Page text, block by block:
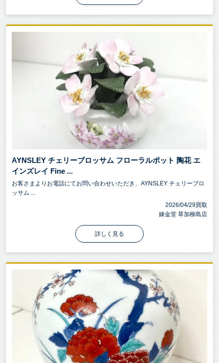
AYNSLEY チェリーブロッサム フローラルポット 陶花 エ
インズレイ Fine ...
お客さまよりお電話にてお問い合わせいただき、AYNSLEY チェリーブロ
ッサム ...
2026/04/29買取
錬金堂 草加柳島店
詳しく見る